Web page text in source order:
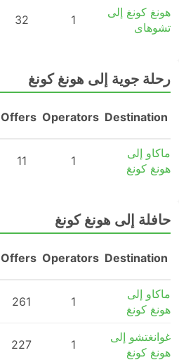
هونغ كونغ إلى
تشوهاى
1
32
رحلة جوية إلى هونغ كونغ
Destination
Operators
Offers
ماكاو إلى
هونغ كونغ
1
11
حافلة إلى هونغ كونغ
Destination
Operators
Offers
ماكاو إلى
هونغ كونغ
1
261
غوانغتشو إلى
هونغ كونغ
1
227